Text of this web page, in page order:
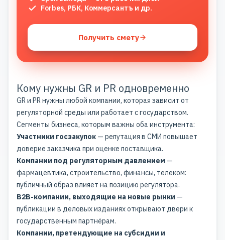
Forbes, РБК, Коммерсантъ и др.
Получить смету
Кому нужны GR и PR одновременно
GR и PR нужны любой компании, которая зависит от
регуляторной среды или работает с государством.
Сегменты бизнеса, которым важны оба инструмента:
Участники госзакупок — репутация в СМИ повышает
доверие заказчика при оценке поставщика.
Компании под регуляторным давлением —
фармацевтика, строительство, финансы, телеком:
публичный образ влияет на позицию регулятора.
B2B-компании, выходящие на новые рынки —
публикации в деловых изданиях открывают двери к
государственным партнёрам.
Компании, претендующие на субсидии и